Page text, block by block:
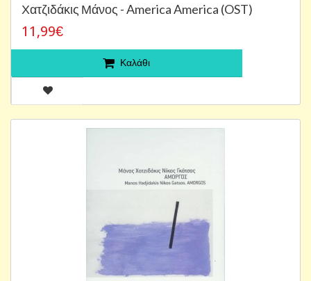
Χατζιδάκις Μάνος - America America (OST)
11,99€
Καλάθι